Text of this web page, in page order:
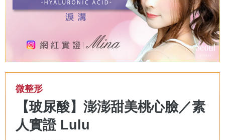
微整形
【玻尿酸】澎澎甜美桃心臉／素
人實證 Lulu